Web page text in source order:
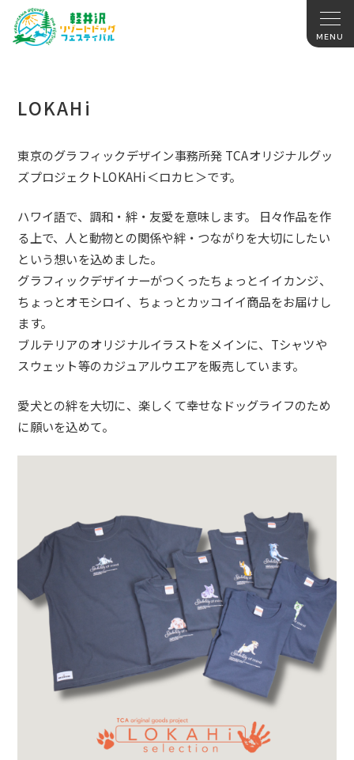
LOKAHi
東京のグラフィックデザイン事務所発 TCAオリジナルグッ
ズプロジェクトLOKAHi＜ロカヒ＞です。
ハワイ語で、調和・絆・友愛を意味します。 日々作品を作
る上で、人と動物との関係や絆・つながりを大切にしたい
という想いを込めました。
グラフィックデザイナーがつくったちょっとイイカンジ、
ちょっとオモシロイ、ちょっとカッコイイ商品をお届けし
ます。
ブルテリアのオリジナルイラストをメインに、Tシャツや
スウェット等のカジュアルウエアを販売しています。
愛犬との絆を大切に、楽しくて幸せなドッグライフのため
に願いを込めて。